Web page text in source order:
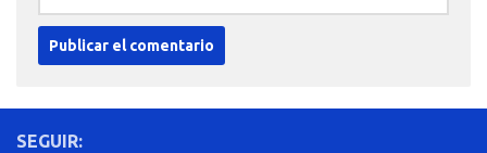
SEGUIR: